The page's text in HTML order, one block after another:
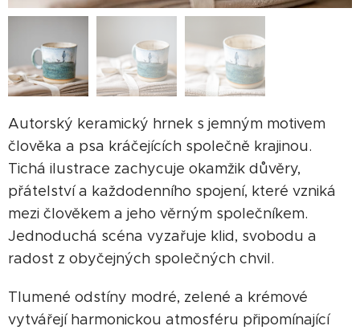
Autorský keramický hrnek s jemným motivem
člověka a psa kráčejících společně krajinou.
Tichá ilustrace zachycuje okamžik důvěry,
přátelství a každodenního spojení, které vzniká
mezi člověkem a jeho věrným společníkem.
Jednoduchá scéna vyzařuje klid, svobodu a
radost z obyčejných společných chvil.
Tlumené odstíny modré, zelené a krémové
vytvářejí harmonickou atmosféru připomínající